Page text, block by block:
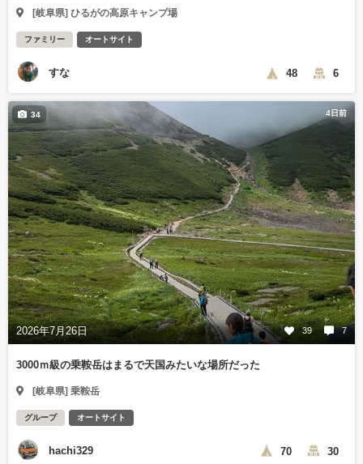
[岐阜県] ひるがの高原キャンプ場
ファミリー オートサイト
すな 48 6
4日前
2026年7月26日 39 7
34
3000ｍ級の乗鞍岳はまるで天国みたいな場所だった
[岐阜県] 乗鞍岳
グループ オートサイト
hachi329 70 30